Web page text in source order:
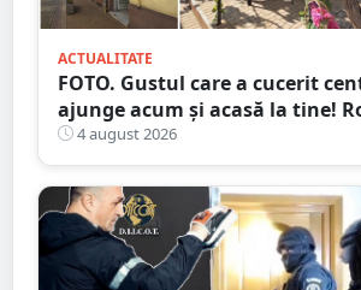
ACTUALITATE
FOTO. Gustul care a cucerit
ajunge acum și acasă la tine!
(fosta Zahana) livrează la
4 august 2026